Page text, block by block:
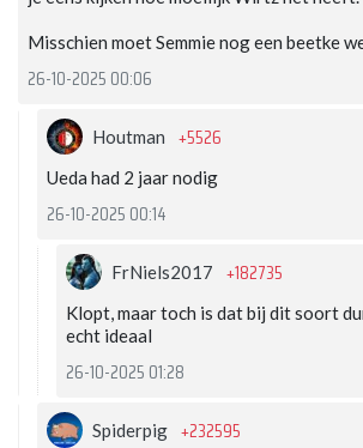
Misschien moet Semmie nog een beetke
26-10-2025 00:06
Houtman +5526
Ueda had 2 jaar nodig
26-10-2025 00:14
FrNiels2017 +182735
Klopt, maar toch is dat bij dit soort
echt ideaal
26-10-2025 01:28
Spiderpig +232595